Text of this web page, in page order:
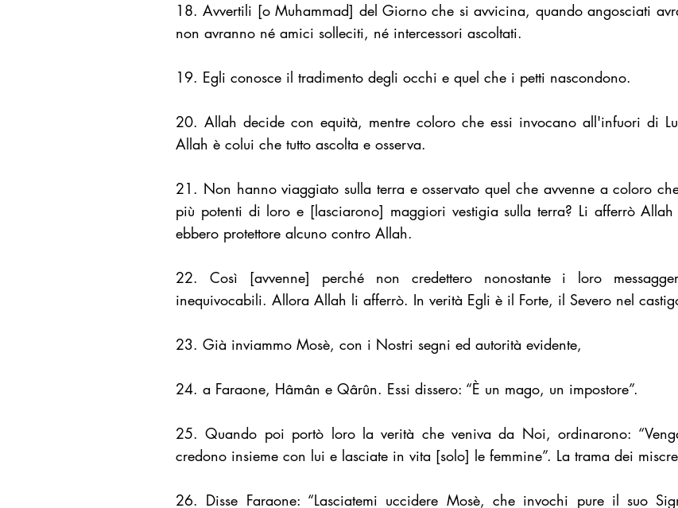
18. Avvertili [o Muhammad] del Giorno che si avvicina, quando angosciati
non avranno né amici solleciti, né intercessori ascoltati.
19. Egli conosce il tradimento degli occhi e quel che i petti nascondono.
20. Allah decide con equità, mentre coloro che essi invocano all'infuori di
Allah è colui che tutto ascolta e osserva.
21. Non hanno viaggiato sulla terra e osservato quel che avvenne a coloro
più potenti di loro e [lasciarono] maggiori vestigia sulla terra? Li afferrò
ebbero protettore alcuno contro Allah.
22. Così [avvenne] perché non credettero nonostante i loro
inequivocabili. Allora Allah li afferrò. In verità Egli è il Forte, il Severo nel
23. Già inviammo Mosè, con i Nostri segni ed autorità evidente,
24. a Faraone, Hâmân e Qârûn. Essi dissero: “È un mago, un impostore”.
25. Quando poi portò loro la verità che veniva da Noi, ordinarono:
credono insieme con lui e lasciate in vita [solo] le femmine”. La trama dei
26. Disse Faraone: “Lasciatemi uccidere Mosè, che invochi pure il suo